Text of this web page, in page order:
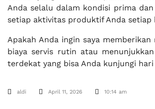
Anda selalu dalam kondisi prima
setiap aktivitas produktif Anda setiap
Apakah Anda ingin saya memberikan
biaya servis rutin atau
terdekat yang bisa Anda kunjungi hari
aldi April 11, 2026 10:14 am